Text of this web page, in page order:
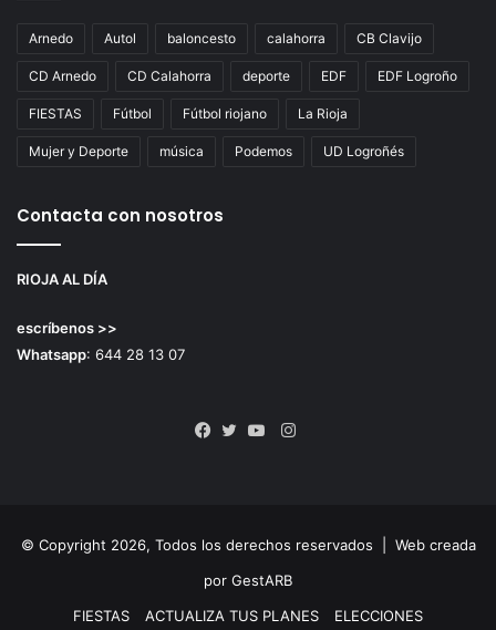
Arnedo Autol baloncesto calahorra CB Clavijo
CD Arnedo CD Calahorra deporte EDF EDF Logroño
FIESTAS Fútbol Fútbol riojano La Rioja
Mujer y Deporte música Podemos UD Logroñés
Contacta con nosotros
RIOJA AL DÍA
escríbenos >>
Whatsapp: 644 28 13 07
Instagram
© Copyright 2026, Todos los derechos reservados | Web creada
por GestARB
FIESTAS
ACTUALIZA TUS PLANES ELECCIONES